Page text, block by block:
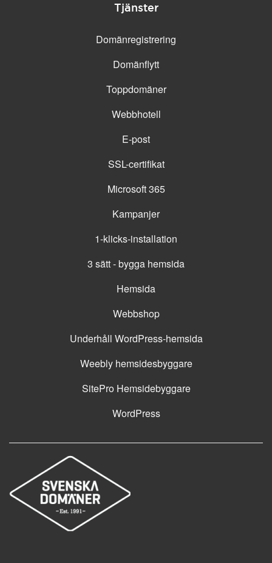
Tjänster
Domänregistrering
Domänflytt
Toppdomäner
Webbhotell
E-post
SSL-certifikat
Microsoft 365
Kampanjer
1-klicks-installation
3 sätt - bygga hemsida
Hemsida
Webbshop
Underhåll WordPress-hemsida
Weebly hemsidesbyggare
SitePro Hemsidebyggare
WordPress